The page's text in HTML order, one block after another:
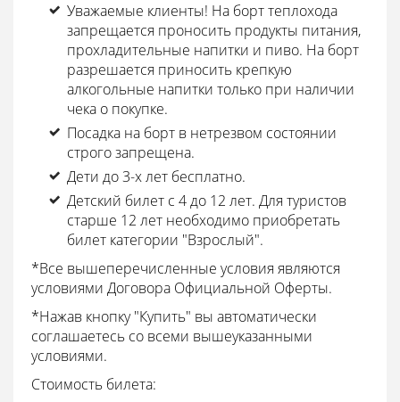
Уважаемые клиенты! На борт теплохода
запрещается проносить продукты питания,
прохладительные напитки и пиво. На борт
разрешается приносить крепкую
алкогольные напитки только при наличии
чека о покупке.
Посадка на борт в нетрезвом состоянии
строго запрещена.
Дети до 3-х лет бесплатно.
Детский билет с 4 до 12 лет. Для туристов
старше 12 лет необходимо приобретать
билет категории "Взрослый".
*Все вышеперечисленные условия являются
условиями Договора Официальной Оферты.
*Нажав кнопку "Купить" вы автоматически
соглашаетесь со всеми вышеуказанными
условиями.
Стоимость билета: